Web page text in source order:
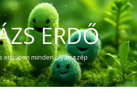
ERDŐ
erdőben minden olyan szép